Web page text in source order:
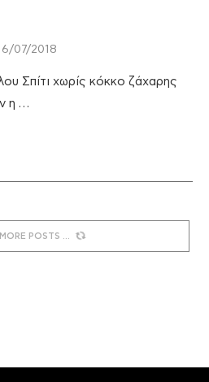
07/2018
Σπίτι χωρίς κόκκο ζάχαρης
η …
POSTS